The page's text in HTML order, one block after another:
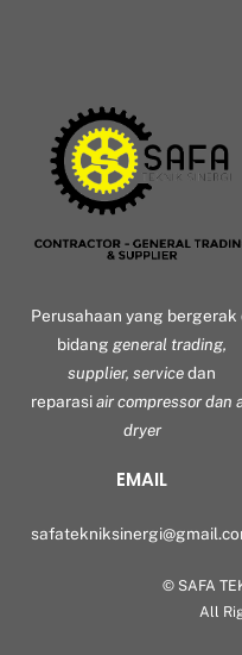
Perusahaan yang bergerak
bidang general trading,
supplier, servicedan
reparasiair compressor dan
dryer
EMAIL
© SAFA
All